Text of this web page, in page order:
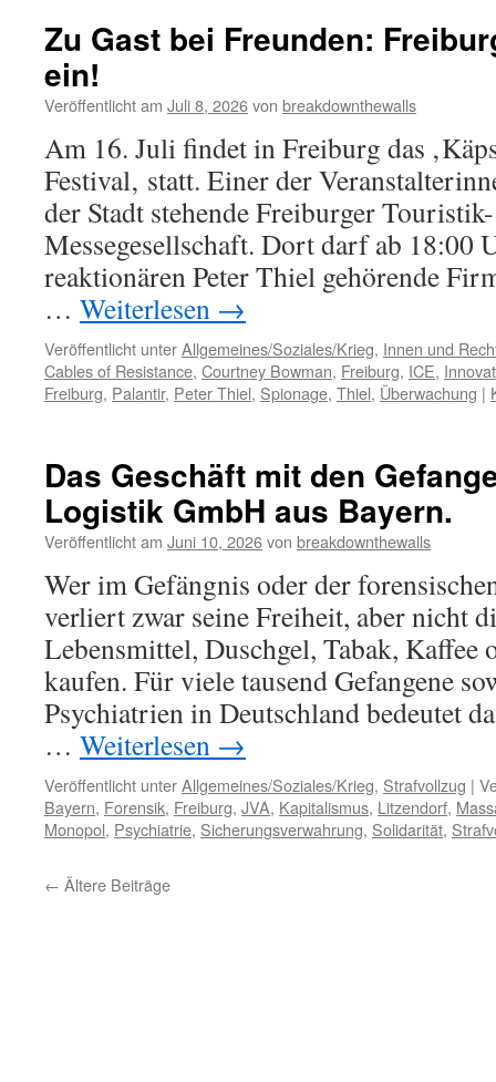
Zu Gast bei Freunden:
ein!
Veröffentlicht am Juli 8, 2026von breakdownthewalls
Am 16. Juli findet in Freiburg das
Festival‚ statt. Einer der
der Stadt stehende Freiburger
Messegesellschaft. Dort darf ab 18:00
reaktionären Peter Thiel gehörende
… Weiterlesen →
Veröffentlicht unterAllgemeines/Soziales/Krieg, Innen und
Cables of Resistance, Courtney Bowman, Freiburg, ICE,
Freiburg, Palantir, Peter Thiel, Spionage, Thiel, Überwachung |
Das Geschäft mit den
Logistik GmbH aus Bayern.
Veröffentlicht am Juni 10, 2026von breakdownthewalls
Wer im Gefängnis oder der
verliert zwar seine Freiheit, aber nicht
Lebensmittel, Duschgel, Tabak, Kaffee
kaufen. Für viele tausend Gefangene
Psychiatrien in Deutschland bedeutet
… Weiterlesen →
Veröffentlicht unterAllgemeines/Soziales/Krieg, Strafvollzug |
Bayern, Forensik, Freiburg, JVA, Kapitalismus, Litzendorf,
Monopol, Psychiatrie, Sicherungsverwahrung, Solidarität,
← Ältere Beiträge